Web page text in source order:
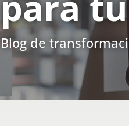
Blog de